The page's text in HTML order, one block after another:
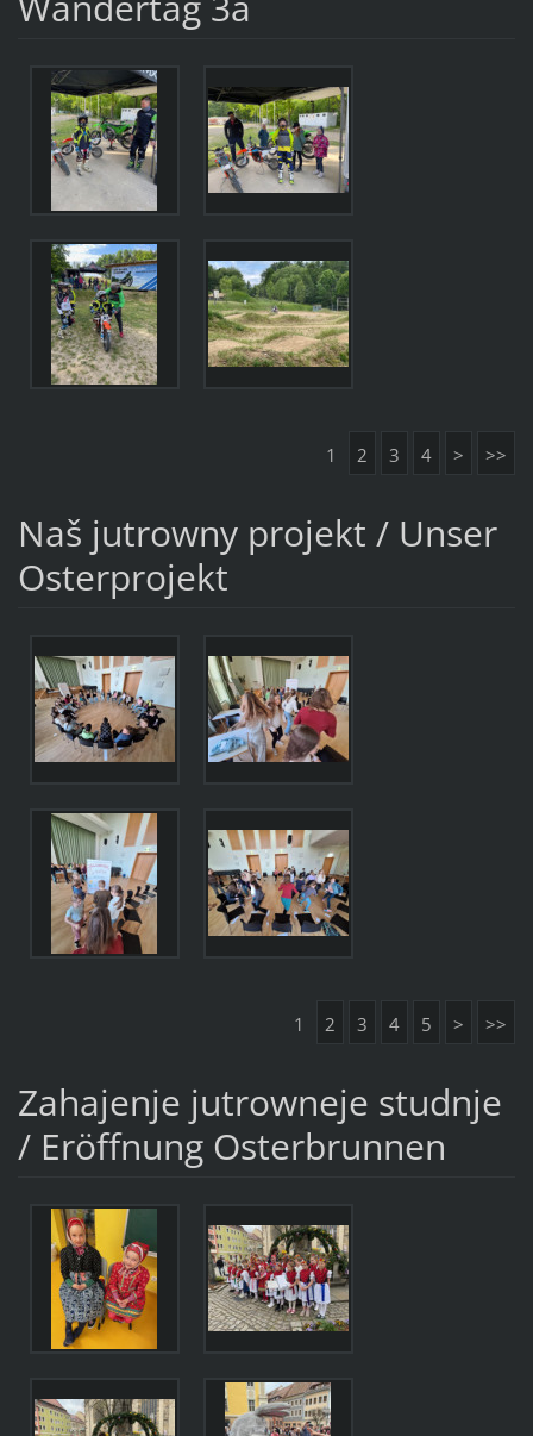
1 2 3 4 > >>
Naš jutrowny projekt / Unser
Osterprojekt
1 2 3 4 5 > >>
Zahajenje jutrowneje studnje
/ Eröffnung Osterbrunnen